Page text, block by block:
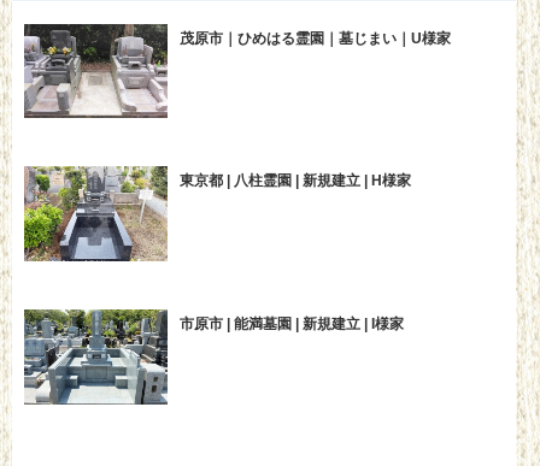
茂原市｜ひめはる霊園｜墓じまい｜U様家
東京都 | 八柱霊園 | 新規建立 | H様家
市原市 | 能満墓園 | 新規建立 | I様家